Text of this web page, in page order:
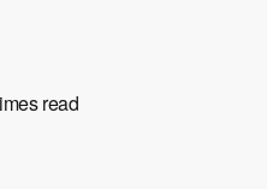
read